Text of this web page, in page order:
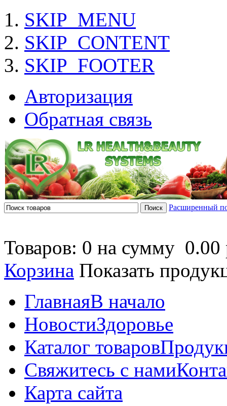
SKIP_MENU
SKIP_CONTENT
SKIP_FOOTER
Авторизация
Обратная связь
Расширенный
Товаров: 0 на сумму 0.00
Корзина Показать
ГлавнаяВ начало
НовостиЗдоровье
Каталог товаров
Свяжитесь с нами
Карта сайта